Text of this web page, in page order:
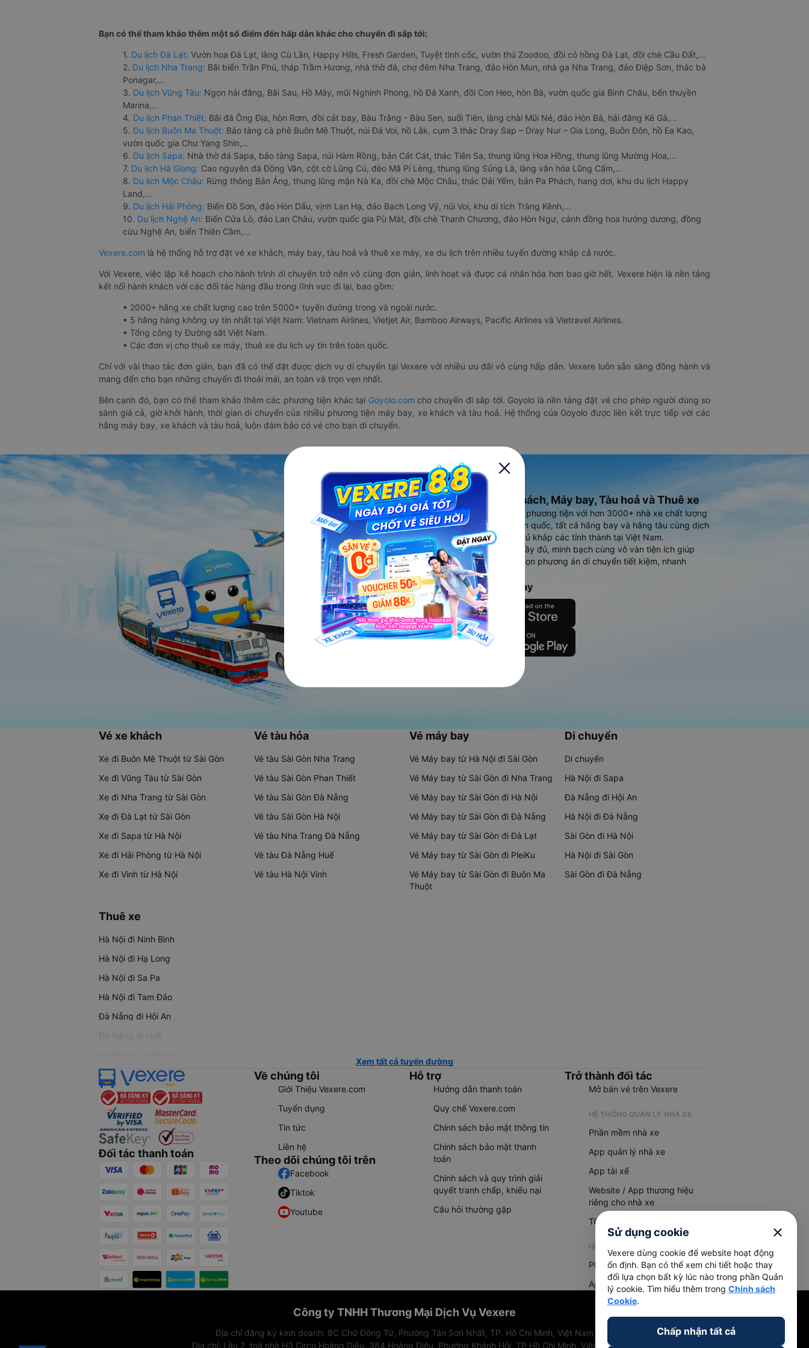
Bạn có thể tham khảo thêm một số điểm đến hấp dẫn khác cho chuyến đi sắp tới:
1. Du lịch Đà Lạt: Vườn hoa Đà Lạt, làng Cù Lần, Happy Hills, Fresh Garden, Tuyệt tình cốc, vườn thú Zoodoo, đồi cỏ hồng Đà Lạt, đồi chè Cầu Đất,...
2. Du lịch Nha Trang: Bãi biển Trần Phú, tháp Trầm Hương, nhà thờ đá, chợ đêm Nha Trang, đảo Hòn Mun, nhà ga Nha Trang, đảo Điệp Sơn, thác bà
Ponagar,...
3. Du lịch Vũng Tàu: Ngọn hải đăng, Bãi Sau, Hồ Mây, mũi Nghinh Phong, hồ Đá Xanh, đồi Con Heo, hòn Bà, vườn quốc gia Bình Châu, bến thuyền
Marina,...
4. Du lịch Phan Thiết: Bãi đá Ông Địa, hòn Rơm, đồi cát bay, Bàu Trắng - Bàu Sen, suối Tiên, làng chài Mũi Né, đảo Hòn Bà, hải đăng Kê Gà,...
5. Du lịch Buôn Ma Thuột: Bảo tàng cà phê Buôn Mê Thuột, núi Đá Voi, hồ Lắk, cụm 3 thác Dray Sap – Dray Nur – Gia Long, Buôn Đôn, hồ Ea Kao,
vườn quốc gia Chư Yang Shin,...
6. Du lịch Sapa: Nhà thờ đá Sapa, bảo tàng Sapa, núi Hàm Rồng, bản Cát Cát, thác Tiên Sa, thung lũng Hoa Hồng, thung lũng Mường Hoa,...
7. Du lịch Hà Giang: Cao nguyên đá Đồng Văn, cột cờ Lũng Cú, đèo Mã Pí Lèng, thung lũng Sủng Là, làng văn hóa Lũng Cẩm,...
8. Du lịch Mộc Châu: Rừng thông Bản Áng, thung lũng mận Nà Ka, đồi chè Mộc Châu, thác Dải Yếm, bản Pa Phách, hang dơi, khu du lịch Happy
Land,...
9. Du lịch Hải Phòng: Biển Đồ Sơn, đảo Hòn Dấu, vịnh Lan Hạ, đảo Bạch Long Vỹ, núi Voi, khu di tích Tràng Kênh,...
10. Du lịch Nghệ An: Biển Cửa Lò, đảo Lan Châu, vườn quốc gia Pù Mát, đồi chè Thanh Chương, đảo Hòn Ngư, cánh đồng hoa hướng dương, đồng
cừu Nghệ An, biển Thiên Cầm,...
Vexere.com là hệ thống hỗ trợ đặt vé xe khách, máy bay, tàu hoả và thuê xe máy, xe du lịch trên nhiều tuyến đường khắp cả nước.
Với Vexere, việc lập kế hoạch cho hành trình di chuyển trở nên vô cùng đơn giản, linh hoạt và được cá nhân hóa hơn bao giờ hết. Vexere hiện là nền tảng
kết nối hành khách với các đối tác hàng đầu trong lĩnh vực đi lại, bao gồm:
• 2000+ hãng xe chất lượng cao trên 5000+ tuyến đường trong và ngoài nước.
• 5 hãng hàng không uy tín nhất tại Việt Nam: Vietnam Airlines, Vietjet Air, Bamboo Airways, Pacific Airlines và Vietravel Airlines.
• Tổng công ty Đường sắt Việt Nam.
• Các đơn vị cho thuê xe máy, thuê xe du lịch uy tín trên toàn quốc.
Chỉ với vài thao tác đơn giản, bạn đã có thể đặt được dịch vụ di chuyển tại Vexere với nhiều ưu đãi vô cùng hấp dẫn. Vexere luôn sẵn sàng đồng hành và
mang đến cho bạn những chuyến đi thoải mái, an toàn và trọn vẹn nhất.
Bên cạnh đó, bạn có thể tham khảo thêm các phương tiện khác tại Goyolo.com cho chuyến đi sắp tới. Goyolo là nền tảng đặt vé cho phép người dùng so
sánh giá cả, giờ khởi hành, thời gian di chuyển của nhiều phương tiện máy bay, xe khách và tàu hoả. Hệ thống của Goyolo được liên kết trực tiếp với các
hãng máy bay, xe khách và tàu hoả, luôn đảm bảo có vé cho bạn di chuyển.
Ứng dụng đặt vé Xe khách, Máy bay, Tàu hoả và Thuê xe
Vexere - ứng dụng đặt vé đa phương tiện với hơn 3000+ nhà xe chất lượng
cao, 5000+ tuyến đường toàn quốc, tất cả hãng bay và hãng tàu cùng dịch
vụ thuê xe máy, xe du lịch phủ khắp các tỉnh thành tại Việt Nam.
Ứng dụng hiển thị thông tin đầy đủ, minh bạch cùng vô vàn tiện ích giúp
người dùng so sánh và lựa chọn phương án di chuyển tiết kiệm, nhanh
chóng và phù hợp nhất.
Tải ứng dụng Vexere ngay
Vé xe khách
Xe đi Buôn Mê Thuột từ Sài Gòn
Xe đi Vũng Tàu từ Sài Gòn
Xe đi Nha Trang từ Sài Gòn
Xe đi Đà Lạt từ Sài Gòn
Xe đi Sapa từ Hà Nội
Xe đi Hải Phòng từ Hà Nội
Xe đi Vinh từ Hà Nội
Vé tàu hỏa
Vé tàu Sài Gòn Nha Trang
Vé tàu Sài Gòn Phan Thiết
Vé tàu Sài Gòn Đà Nẵng
Vé tàu Sài Gòn Hà Nội
Vé tàu Nha Trang Đà Nẵng
Vé tàu Đà Nẵng Huế
Vé tàu Hà Nội Vinh
Vé máy bay
Vé Máy bay từ Hà Nội đi Sài Gòn
Vé Máy bay từ Sài Gòn đi Nha Trang
Vé Máy bay từ Sài Gòn đi Hà Nội
Vé Máy bay từ Sài Gòn đi Đà Nẵng
Vé Máy bay từ Sài Gòn đi Đà Lạt
Vé Máy bay từ Sài Gòn đi PleiKu
Vé Máy bay từ Sài Gòn đi Buôn Ma
Thuột
Di chuyển
Di chuyển
Hà Nội đi Sapa
Đà Nẵng đi Hội An
Hà Nội đi Đà Nẵng
Sài Gòn đi Hà Nội
Hà Nội đi Sài Gòn
Sài Gòn đi Đà Nẵng
Thuê xe
Hà Nội đi Ninh Bình
Hà Nội đi Hạ Long
Hà Nội đi Sa Pa
Hà Nội đi Tam Đảo
Đà Nẵng đi Hội An
Đà Nẵng đi Huế
Xem tất cả tuyến đường
Đối tác thanh toán
Về chúng tôi
Giới Thiệu Vexere.com
Tuyển dụng
Tin tức
Liên hệ
Theo dõi chúng tôi trên
Facebook
Tiktok
Youtube
Hỗ trợ
Hướng dẫn thanh toán
Quy chế Vexere.com
Chính sách bảo mật thông tin
Chính sách bảo mật thanh
toán
Chính sách và quy trình giải
quyết tranh chấp, khiếu nại
Câu hỏi thường gặp
Trở thành đối tác
Mở bán vé trên Vexere
HỆ THỐNG QUẢN LÝ NHÀ XE
Phần mềm nhà xe
App quản lý nhà xe
App tài xế
Website / App thương hiệu
riêng cho nhà xe
Tổng đài AI
HỆ THỐNG QUẢN LÝ HÀNG HOÁ
Phần mềm quản lý hàng hoá
App quản lý hàng hoá
Công ty TNHH Thương Mại Dịch Vụ Vexere
Địa chỉ đăng ký kinh doanh: 8C Chữ Đồng Tử, Phường Tân Sơn Nhất, TP. Hồ Chí Minh, Việt Nam
Địa chỉ: Lầu 2, toà nhà H3 Circo Hoàng Diệu, 384 Hoàng Diệu, Phường Khánh Hội, TP Hồ Chí Minh, Việt Nam
Sử dụng cookie close
Vexere dùng cookie để website hoạt động
ổn định. Bạn có thể xem chi tiết hoặc thay
đổi lựa chọn bất kỳ lúc nào trong phần Quản
lý cookie. Tìm hiểu thêm trong Chính sách
Cookie.
Chấp nhận tất cả